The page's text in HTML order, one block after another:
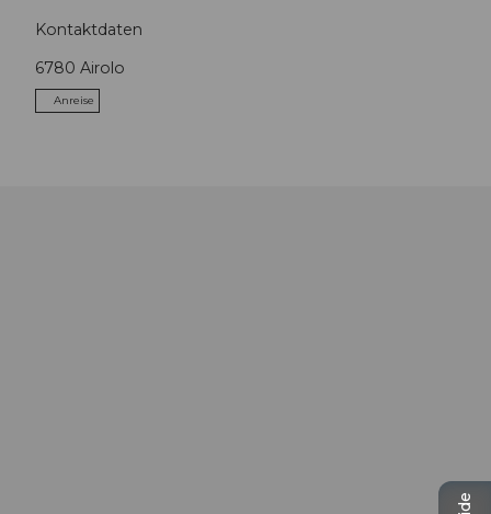
Kontaktdaten
6780 Airolo
Anreise